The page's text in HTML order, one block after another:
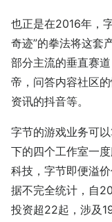
也正是在2016年，
奇迹”的拳法将这套
部分主流的垂直赛
帝，问答内容社区
资讯的抖音等。
字节的游戏业务可
下的四个工作室一
科技，字节即便溢
据不完全统计，自
投资超22起，涉及